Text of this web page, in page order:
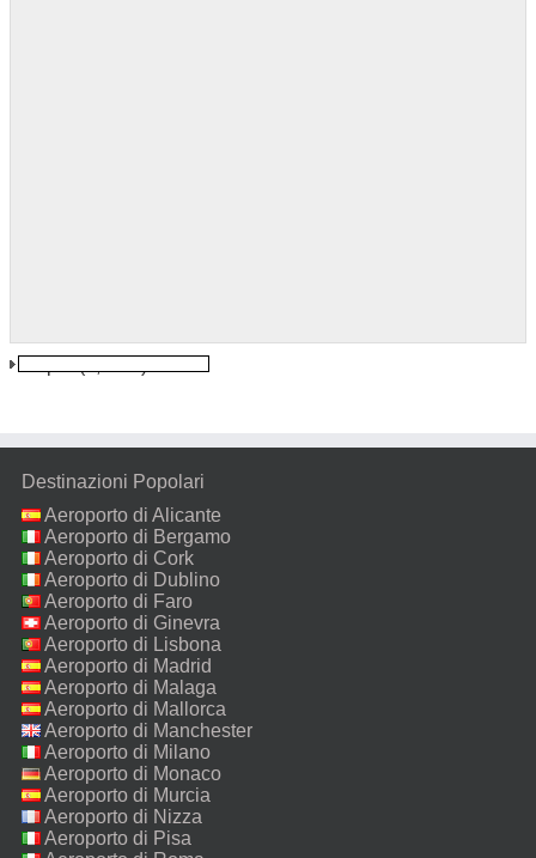
Destinazioni Popolari
Aeroporto di Alicante
Aeroporto di Bergamo
Aeroporto di Cork
Aeroporto di Dublino
Aeroporto di Faro
Aeroporto di Ginevra
Aeroporto di Lisbona
Aeroporto di Madrid
Aeroporto di Malaga
Aeroporto di Mallorca
Aeroporto di Manchester
Aeroporto di Milano
Malpensa
Aeroporto di Monaco
Aeroporto di Murcia
Aeroporto di Nizza
Aeroporto di Pisa